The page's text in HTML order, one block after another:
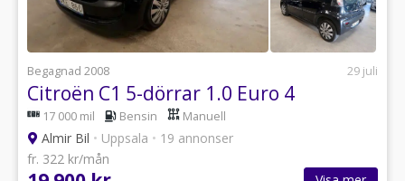
Begagnad 2008 29 juli
Citroën C1 5-dörrar 1.0 Euro 4
17 000 mil Bensin Manuell
Almir Bil • Uppsala • 19 annonser
fr. 322 kr/mån